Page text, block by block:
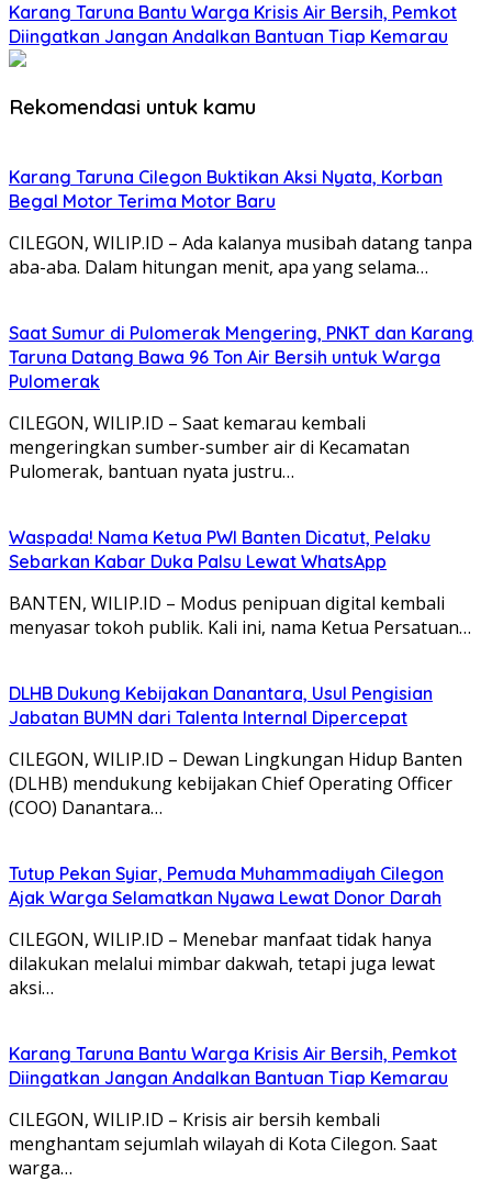
Karang Taruna Bantu Warga Krisis Air Bersih, Pemkot
Diingatkan Jangan Andalkan Bantuan Tiap Kemarau
Rekomendasi untuk kamu
Karang Taruna Cilegon Buktikan Aksi Nyata, Korban
Begal Motor Terima Motor Baru
CILEGON, WILIP.ID – Ada kalanya musibah datang tanpa
aba-aba. Dalam hitungan menit, apa yang selama…
Saat Sumur di Pulomerak Mengering, PNKT dan Karang
Taruna Datang Bawa 96 Ton Air Bersih untuk Warga
Pulomerak
CILEGON, WILIP.ID – Saat kemarau kembali
mengeringkan sumber-sumber air di Kecamatan
Pulomerak, bantuan nyata justru…
Waspada! Nama Ketua PWI Banten Dicatut, Pelaku
Sebarkan Kabar Duka Palsu Lewat WhatsApp
BANTEN, WILIP.ID – Modus penipuan digital kembali
menyasar tokoh publik. Kali ini, nama Ketua Persatuan…
DLHB Dukung Kebijakan Danantara, Usul Pengisian
Jabatan BUMN dari Talenta Internal Dipercepat
CILEGON, WILIP.ID – Dewan Lingkungan Hidup Banten
(DLHB) mendukung kebijakan Chief Operating Officer
(COO) Danantara…
Tutup Pekan Syiar, Pemuda Muhammadiyah Cilegon
Ajak Warga Selamatkan Nyawa Lewat Donor Darah
CILEGON, WILIP.ID – Menebar manfaat tidak hanya
dilakukan melalui mimbar dakwah, tetapi juga lewat
aksi…
Karang Taruna Bantu Warga Krisis Air Bersih, Pemkot
Diingatkan Jangan Andalkan Bantuan Tiap Kemarau
CILEGON, WILIP.ID – Krisis air bersih kembali
menghantam sejumlah wilayah di Kota Cilegon. Saat
warga…